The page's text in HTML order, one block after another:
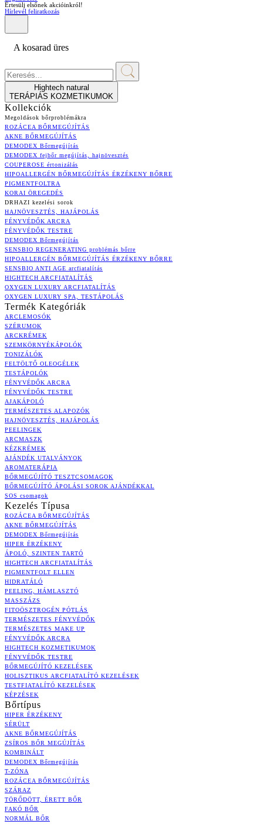
Értesülj elsőnek akcióinkról!
Hírlevél feliratkozás
A kosarad üres
Hightech natural
TERÁPIÁS KOZMETIKUMOK
Kollekciók
Megoldások bőrproblémákra
ROZÁCEA BŐRMEGÚJÍTÁS
AKNE BŐRMEGÚJÍTÁS
DEMODEX Bőrmegújítás
DEMODEX fejbőr megújítás, hajnövesztés
COUPEROSE értonizálás
HIPOALLERGÉN BŐRMEGÚJÍTÁS ÉRZÉKENY BŐRRE
PIGMENTFOLTRA
KORAI ÖREGEDÉS
DRHAZI kezelési sorok
HAJNÖVESZTÉS, HAJÁPOLÁS
FÉNYVÉDŐK ARCRA
FÉNYVÉDŐK TESTRE
DEMODEX Bőrmegújítás
SENSBIO REGENERATING problémás bőrre
HIPOALLERGÉN BŐRMEGÚJÍTÁS ÉRZÉKENY BŐRRE
SENSBIO ANTI AGE arcfiatalítás
HIGHTECH ARCFIATALÍTÁS
OXYGEN LUXURY ARCFIATALÍTÁS
OXYGEN LUXURY SPA, TESTÁPOLÁS
Termék Kategóriák
ARCLEMOSÓK
SZÉRUMOK
ARCKRÉMEK
SZEMKÖRNYÉKÁPOLÓK
TONIZÁLÓK
FELTÖLTŐ OLEOGÉLEK
TESTÁPOLÓK
FÉNYVÉDŐK ARCRA
FÉNYVÉDŐK TESTRE
AJAKÁPOLÓ
TERMÉSZETES ALAPOZÓK
HAJNÖVESZTÉS, HAJÁPOLÁS
PEELINGEK
ARCMASZK
KÉZKRÉMEK
AJÁNDÉK UTALVÁNYOK
AROMATERÁPIA
BŐRMEGÚJÍTÓ TESZTCSOMAGOK
BŐRMEGÚJÍTÓ ÁPOLÁSI SOROK AJÁNDÉKKAL
SOS csomagok
Kezelés Típusa
ROZÁCEA BŐRMEGÚJÍTÁS
AKNE BŐRMEGÚJÍTÁS
DEMODEX Bőrmegújítás
HIPER ÉRZÉKENY
ÁPOLÓ, SZINTEN TARTÓ
HIGHTECH ARCFIATALÍTÁS
PIGMENTFOLT ELLEN
HIDRATÁLÓ
PEELING, HÁMLASZTÓ
MASSZÁZS
FITOÖSZTROGÉN PÓTLÁS
TERMÉSZETES FÉNYVÉDŐK
TERMÉSZETES MAKE UP
FÉNYVÉDŐK ARCRA
HIGHTECH KOZMETIKUMOK
FÉNYVÉDŐK TESTRE
BŐRMEGÚJÍTÓ KEZELÉSEK
HOLISZTIKUS ARCFIATALÍTÓ KEZELÉSEK
TESTFIATALÍTÓ KEZELÉSEK
KÉPZÉSEK
Bőrtípus
HIPER ÉRZÉKENY
SÉRÜLT
AKNE BŐRMEGÚJÍTÁS
ZSÍROS BŐR MEGÚJÍTÁS
KOMBINÁLT
DEMODEX Bőrmegújítás
T-ZÓNA
ROZÁCEA BŐRMEGÚJÍTÁS
SZÁRAZ
TÖRŐDÖTT, ÉRETT BŐR
FAKÓ BŐR
NORMÁL BŐR